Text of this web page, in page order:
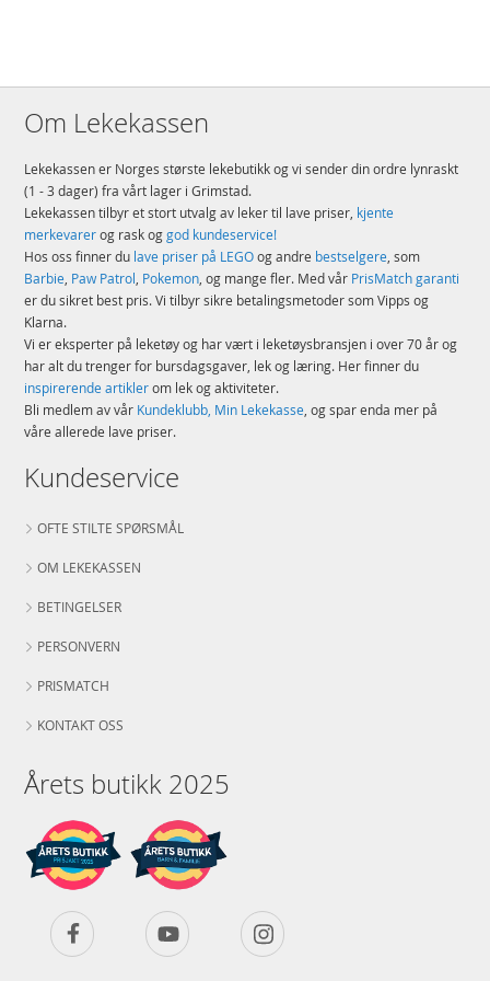
Med sikkerheten i høysetet – LEGO® komponenter slippes i gulvet,
varmes opp, knuses, vris og analyseres for å kontrollere at de oppfyller
Detaljer:
Antall klosser: 95
Alder: fra 8 år
Produktdetaljer 41955
EAN
Merke LEGO
Om Lekekassen
Lekekassen er Norges største lekebutikk og vi sender din ordre lynraskt
(1 - 3 dager) fra vårt lager i Grimstad.
Lekekassen tilbyr et stort utvalg av leker til lave priser, kjente
merkevarerog rask oggod kundeservice!
Hos oss finner du lave priser på LEGOog andre bestselgere, som
Barbie, Paw Patrol, Pokemon, og mange fler. Med vår PrisMatch garanti
er du sikret best pris. Vi tilbyr sikre betalingsmetoder som Vipps og
Klarna.
Vi er eksperter på leketøy og har vært i leketøysbransjen i over 70 år og
har alt du trenger for bursdagsgaver, lek og læring. Her finner du
inspirerende artiklerom lek og aktiviteter.
Bli medlem av vår Kundeklubb, Min Lekekasse, og spar enda mer på
våre allerede lave priser.
Kundeservice
OFTE STILTE SPØRSMÅL
OM LEKEKASSEN
BETINGELSER
PERSONVERN
PRISMATCH
KONTAKT OSS
Årets butikk 2025